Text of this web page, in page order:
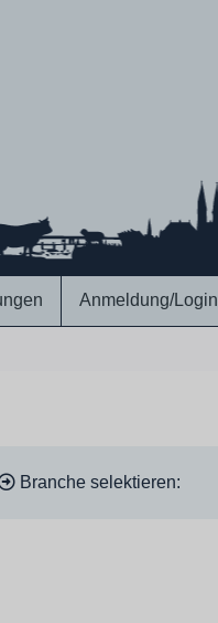
Anmeldung/Login
Branche selektieren: